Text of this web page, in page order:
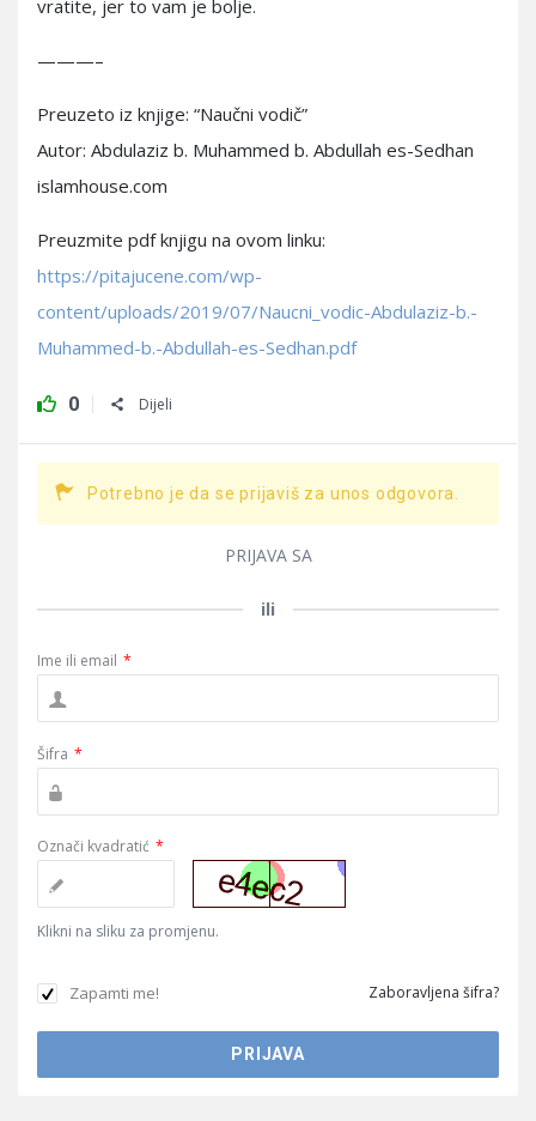
vratite, jer to vam je bolje.
———–
Preuzeto iz knjige: “Naučni vodič”
Autor: Abdulaziz b. Muhammed b. Abdullah es-Sedhan
islamhouse.com
Preuzmite pdf knjigu na ovom linku:
https://pitajucene.com/wp-
content/uploads/2019/07/Naucni_vodic-Abdulaziz-b.-
Muhammed-b.-Abdullah-es-Sedhan.pdf
0 Dijeli
Potrebno je da se prijaviš za unos odgovora.
PRIJAVA SA
ili
Ime ili email *
Šifra *
Označi kvadratić *
Klikni na sliku za promjenu.
Zapamti me! Zaboravljena šifra?